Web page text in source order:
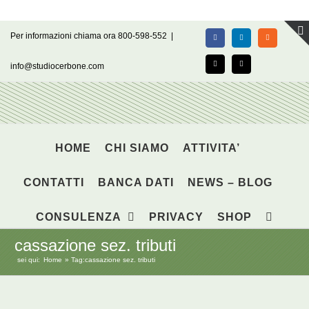
contenuto
Per informazioni chiama ora 800-598-552
info@studiocerbone.com
FacebookLinkedIn Rss
X Email
HOME CHI SIAMO ATTIVITA’
CONTATTI BANCA DATI NEWS – BLOG
CONSULENZA PRIVACY SHOP
cassazione sez. tributi
sei qui: Home Tag:cassazione sez. tributi